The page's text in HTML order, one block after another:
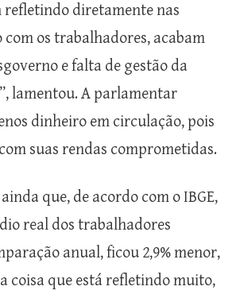
refletindo diretamente nas
os trabalhadores, acabam
e falta de gestão da
lamentou. A parlamentar
dinheiro em circulação, pois
suas rendas comprometidas.
que, de acordo com o IBGE,
real dos trabalhadores
anual, ficou 2,9% menor,
coisa que está refletindo muito,